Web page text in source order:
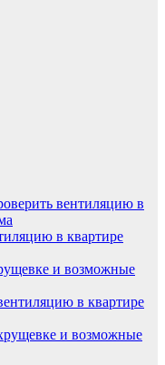
вентиляцию в
в квартире
и возможные
в квартире
и возможные